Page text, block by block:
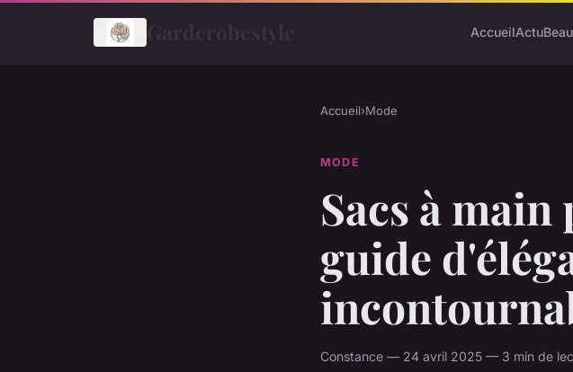
AccueilActu
Accueil›Mode
MODE
Sacs à
guide
Constance — 24 avril 2025 — 3 min de